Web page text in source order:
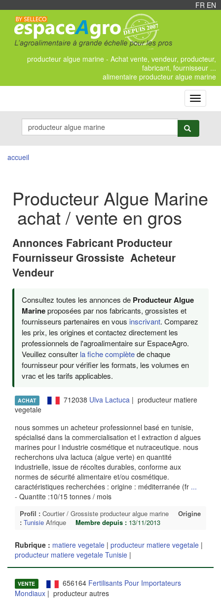
FR EN
producteur algue marine - Achat vente, vendeur, producteur,
fabricant, fournisseur ...
alimentaire producteur algue marine
Toggle
accueil
Producteur Algue Marine
achat / vente en gros
Annonces Fabricant Producteur
Fournisseur Grossiste Acheteur
Vendeur
Consultez toutes les annonces de Producteur Algue
Marineproposées par nos fabricants, grossistes et
fournisseurs partenaires en vous inscrivant. Comparez
les prix, les origines et contactez directement les
professionnels de l'agroalimentaire sur EspaceAgro.
Veuillez consulter la fiche complètede chaque
fournisseur pour vérifier les formats, les volumes en
vrac et les tarifs applicables.
ACHAT 712038 Ulva Lactuca | producteur matiere
vegetale
nous sommes un acheteur professionnel basé en tunisie,
spécialisé dans la commercialisation et l extraction d algues
marines pour l industrie cosmétique et nutraceutique. nous
recherchons ulva lactuca (algue verte) en quantité
industrielle, issue de récoltes durables, conforme aux
normes de sécurité alimentaire et/ou cosmétique.
caractéristiques recherchées : origine : méditerranée (fr ...
- Quantite :10/15 tonnes / mois
Profil : Courtier / Grossiste producteur algue marine
Origine
: Tunisie Afrique Membre depuis : 13/11/2013
Rubrique : matiere vegetale | producteur matiere vegetale |
producteur matiere vegetale Tunisie |
VENTE 656164 Fertilisants Pour Importateurs
Mondiaux | producteur autres